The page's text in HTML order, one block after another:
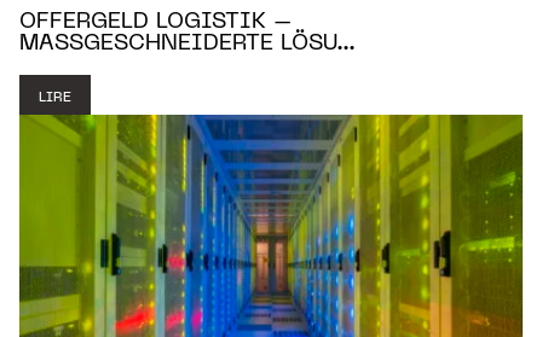
OFFERGELD LOGISTIK –
MASSGESCHNEIDERTE LÖSU...
LIRE